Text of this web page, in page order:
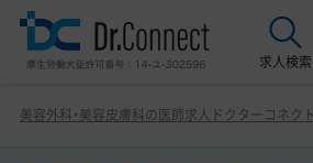
求人検索
美容外科・美容皮膚科の医師求人ドクターコネクト
■美容皮膚科 常勤医師求人 埼玉
収 2000万円～】美容皮膚科専任